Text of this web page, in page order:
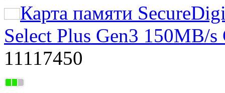
Карта памяти
Select Plus Gen3 150MB/
11117450